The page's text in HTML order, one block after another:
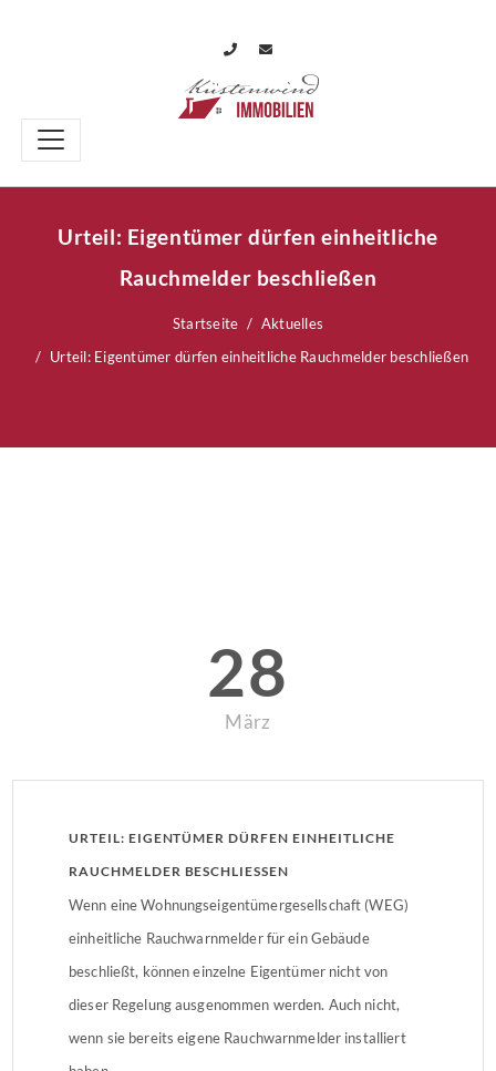
Urteil: Eigentümer dürfen einheitliche
Rauchmelder beschließen
Startseite
Aktuelles
Urteil: Eigentümer dürfen einheitliche Rauchmelder beschließen
28
März
URTEIL: EIGENTÜMER DÜRFEN EINHEITLICHE
RAUCHMELDER BESCHLIESSEN
Wenn eine Wohnungseigentümergesellschaft (WEG)
einheitliche Rauchwarnmelder für ein Gebäude
beschließt, können einzelne Eigentümer nicht von
dieser Regelung ausgenommen werden. Auch nicht,
wenn sie bereits eigene Rauchwarnmelder installiert